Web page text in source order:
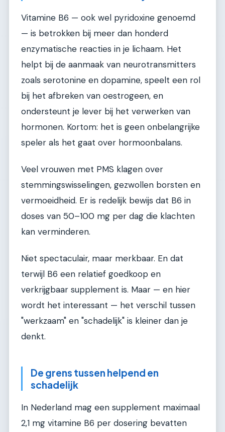
Vitamine B6 — ook wel pyridoxine genoemd
— is betrokken bij meer dan honderd
enzymatische reacties in je lichaam. Het
helpt bij de aanmaak van neurotransmitters
zoals serotonine en dopamine, speelt een rol
bij het afbreken van oestrogeen, en
ondersteunt je lever bij het verwerken van
hormonen. Kortom: het is geen onbelangrijke
speler als het gaat over hormoonbalans.
Veel vrouwen met PMS klagen over
stemmingswisselingen, gezwollen borsten en
vermoeidheid. Er is redelijk bewijs dat B6 in
doses van 50–100 mg per dag die klachten
kan verminderen.
Niet spectaculair, maar merkbaar. En dat
terwijl B6 een relatief goedkoop en
verkrijgbaar supplement is. Maar — en hier
wordt het interessant — het verschil tussen
"werkzaam" en "schadelijk" is kleiner dan je
denkt.
De grens tussen helpend en
schadelijk
In Nederland mag een supplement maximaal
2,1 mg vitamine B6 per dosering bevatten